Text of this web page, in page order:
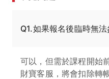
Q1.如果報名後臨時無
可以，但需於課程開始
財寶客服，將會扣除轉